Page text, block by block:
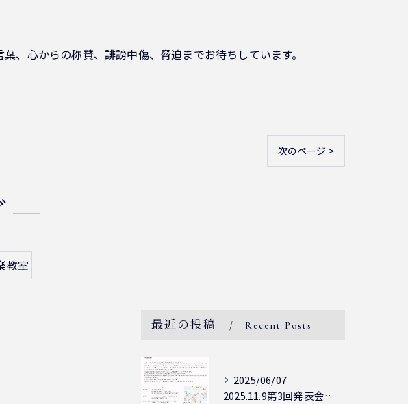
、心からの称賛、誹謗中傷、脅迫までお待ちしています。
次のページ >
教室
最近の投稿 Recent Posts
2025/06/07
2025.11.9第3回発表会開催決定